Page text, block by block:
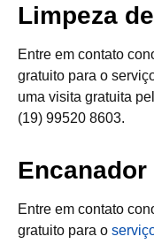
Limpeza
Entre em contato
gratuito para o
uma visita gratuita
(19) 99520 8603.
Encanador
Entre em contato
gratuito para o